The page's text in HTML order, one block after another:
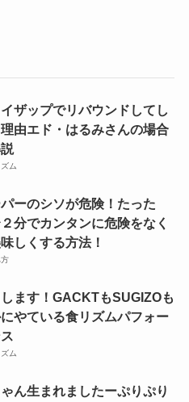
ザップでリバウンドしてし
理由エド・はるみさんの場合
ム
ーのシソが危険！たった
２分でカンタンに危険をなく
しくする方法！
ます！GACKTもSUGIZOも
やている食リズムパフォー
ム
ん生まれましたーぷりぷり